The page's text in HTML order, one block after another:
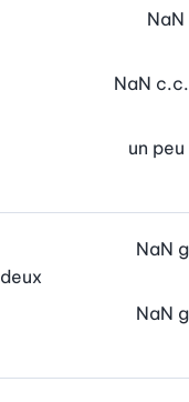
NaN
NaN c.c.
un peu
NaN g
NaN g